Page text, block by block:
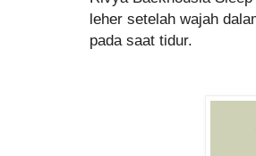
leher setelah wajah
pada saat tidur.